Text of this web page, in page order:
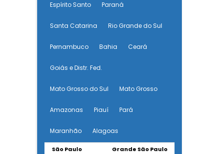
Espírito Santo Paraná
Santa Catarina Rio Grande do Sul
Pernambuco Bahia Ceará
Goiás e Distr. Fed.
Mato Grosso do Sul Mato Grosso
Amazonas Piauí Pará
Maranhão Alagoas
São Paulo
Grande São Paulo